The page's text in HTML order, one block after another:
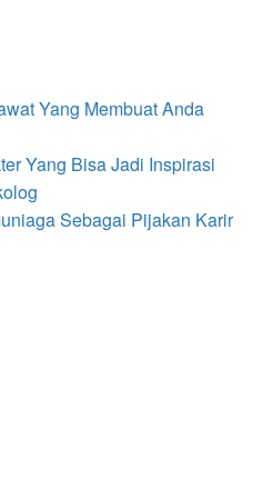
Yang Membuat Anda
Yang Bisa Jadi Inspirasi
Sebagai Pijakan Karir